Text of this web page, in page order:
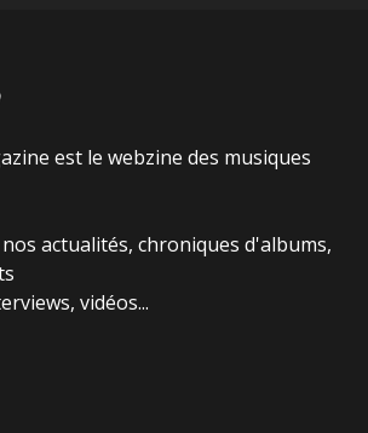
est le webzine des musiques
actualités, chroniques d'albums,
vidéos...